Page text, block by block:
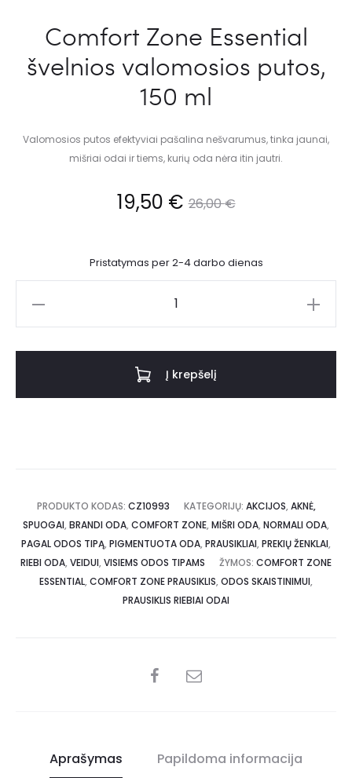
Comfort Zone Essential
švelnios valomosios putos,
150 ml
Valomosios putos efektyviai pašalina nešvarumus, tinka jaunai,
mišriai odai ir tiems, kurių oda nėra itin jautri.
26,00€
19,50 €
Pristatymas per 2-4 darbo dienas
Į krepšelį
PRODUKTO KODAS: CZ10993 KATEGORIJŲ: AKCIJOS, AKNĖ,
SPUOGAI, BRANDI ODA, COMFORT ZONE, MIŠRI ODA, NORMALI ODA,
PAGAL ODOS TIPĄ, PIGMENTUOTA ODA, PRAUSIKLIAI, PREKIŲ ŽENKLAI,
RIEBI ODA, VEIDUI, VISIEMS ODOS TIPAMS ŽYMOS: COMFORT ZONE
ESSENTIAL, COMFORT ZONE PRAUSIKLIS, ODOS SKAISTINIMUI,
PRAUSIKLIS RIEBIAI ODAI
Aprašymas Papildoma informacija